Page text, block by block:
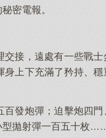
密電報。
接，遠處有一些戰士
上下充滿了矜持、
發炮彈；迫擊炮四
型拋射彈一百五十枚……